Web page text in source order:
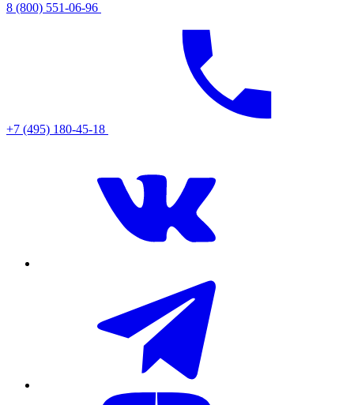
8 (800) 551-06-96
+7 (495) 180-45-18